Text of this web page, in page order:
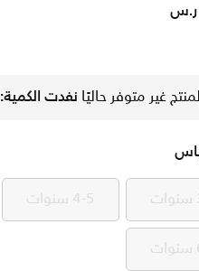
غير متوفر حاليًا نفدت الكمية:
3-4 سنوات 4-5 سنوات 4-5 سنوات
6-7 سنوات